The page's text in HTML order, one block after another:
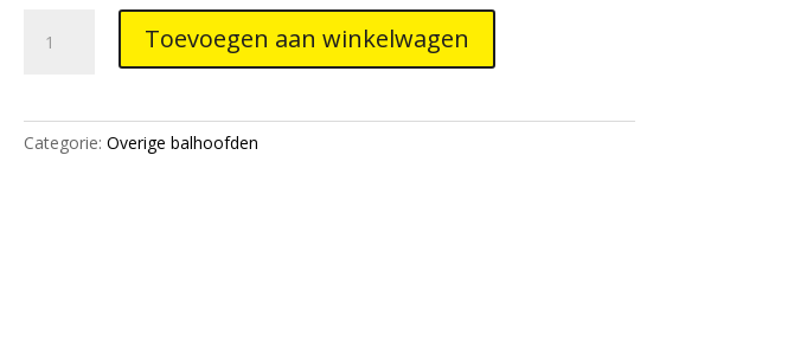
Toevoegen aan winkelwagen
Categorie: Overige balhoofden